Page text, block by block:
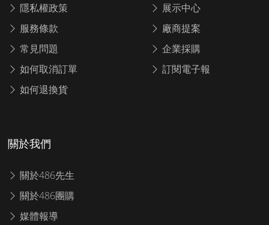
隱私權政策
服務條款
常見問題
如何取消訂單
如何退換貨
展示中心
廠商提案
企業採購
訂閱電子報
關於我們
關於486先生
關於486團購
媒體報導